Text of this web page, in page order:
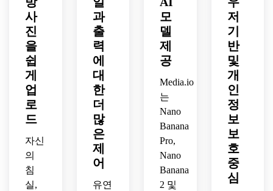
러운
일광,
깔끔
한 라
인,
미묘
한 스
타일
링,
이 잘
되는
구도,
아늑
고급
입하
원래
건축
표면,
통풍
이 잘
되는
조명,
현대
적인
장식
디테
일,
사실
적인
아파
트 리
사
진
을
쉽
게
업
로
드
자신
의
침
실,
과
출
력
에
대
한
더
많
은
제
어
유연
모
델
제
공
Media.io
는
Nano
Banana
Pro,
Nano
Banana
2 및
저
기
반
및
개
인
정
보
보
호
중
심